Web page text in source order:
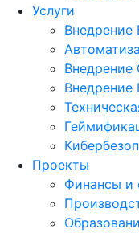
Услуги
Внедрение
Внедрение
Внедрение
Проекты
Финансы и